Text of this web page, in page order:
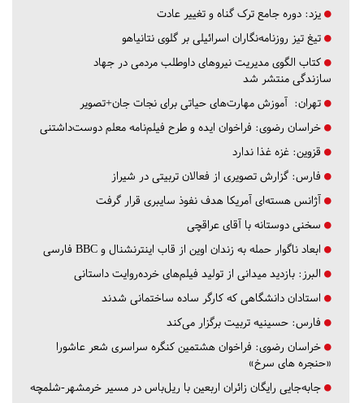
یزد: دوره جامع ترک گناه و تغییر عادت
تیغ تیز روزنامه‌نگاران اسرائیلی بر گلوی نتانیاهو
کتاب الگوی مدیریت نیروهای داوطلب مردمی در جهاد
سازندگی منتشر شد
تهران: آموزش مهارت‌های حیاتی برای نجات جان+تصویر
خراسان رضوی: فراخوان ایده و طرح فیلم‌نامه معلم دوست‌داشتنی
قزوین: غزه غذا ندارد
فارس: گزارش تصویری از فعالان تربیتی در شیراز
آژانس هسته‌ای آمریکا هدف نفوذ سایبری قرار گرفت
سخنی دوستانه با آقای عراقچی
ابعاد ناگوار حمله به زندان اوین از قاب اینترنشنال و BBC فارسی
البرز: بازدید میدانی از تولید فیلم‌های خرده‌روایت داستانی
استادان دانشگاهی که کارگر ساده ساختمانی شدند
فارس: حسینیه تربیت برگزار می‌کند
خراسان رضوی: فراخوان هشتمین کنگره سراسری شعر عاشورا
«حنجره های سرخ»
جابه‌جایی رایگان زائران اربعین با ریل‌باس در مسیر خرمشهر-شلمچه